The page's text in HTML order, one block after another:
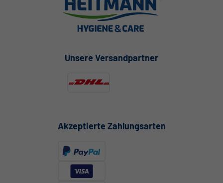
Unsere Versandpartner
Akzeptierte Zahlungsarten